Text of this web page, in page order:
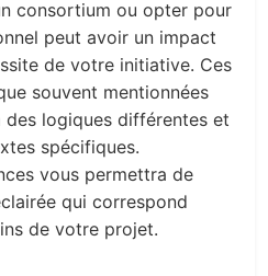
consortium ou opter pour
peut avoir un impact
de votre initiative. Ces
souvent mentionnées
des logiques différentes et
spécifiques.
vous permettra de
qui correspond
de votre projet.